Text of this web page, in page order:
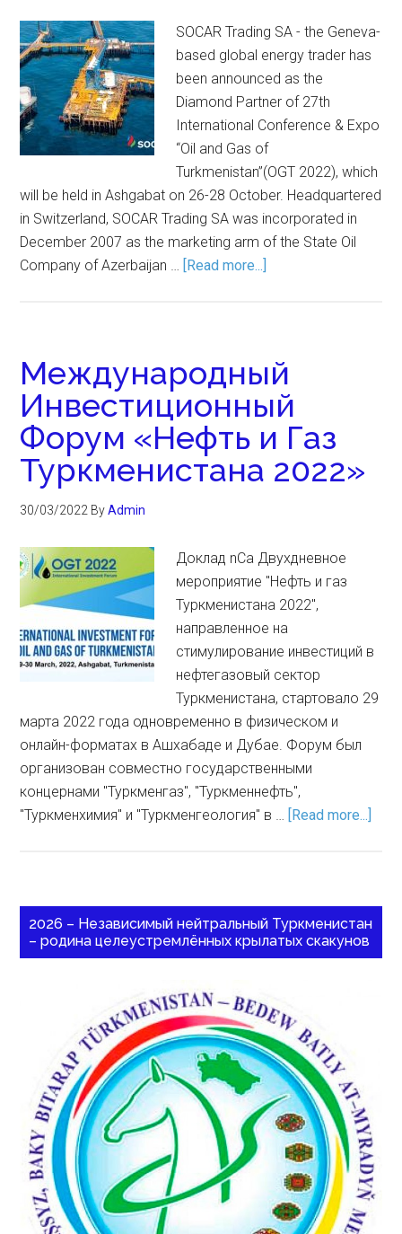
SOCAR Trading SA - the Geneva-
based global energy trader has
been announced as the
Diamond Partner of 27th
International Conference & Expo
“Oil and Gas of
Turkmenistan”(OGT 2022), which
will be held in Ashgabat on 26-28 October. Headquartered
in Switzerland, SOCAR Trading SA was incorporated in
December 2007 as the marketing arm of the State Oil
Company of Azerbaijan … [Read more...]
Международный
Инвестиционный
Форум «Нефть и Газ
Туркменистана 2022»
30/03/2022 ByAdmin
Доклад nCa Двухдневное
мероприятие "Нефть и газ
Туркменистана 2022",
направленное на
стимулирование инвестиций в
нефтегазовый сектор
Туркменистана, стартовало 29
марта 2022 года одновременно в физическом и
онлайн-форматах в Ашхабаде и Дубае. Форум был
организован совместно государственными
концернами "Туркменгаз", "Туркменнефть",
"Туркменхимия" и "Туркменгеология" в … [Read more...]
2026 – Независимый нейтральный Туркменистан
– родина целеустремлённых крылатых скакунов